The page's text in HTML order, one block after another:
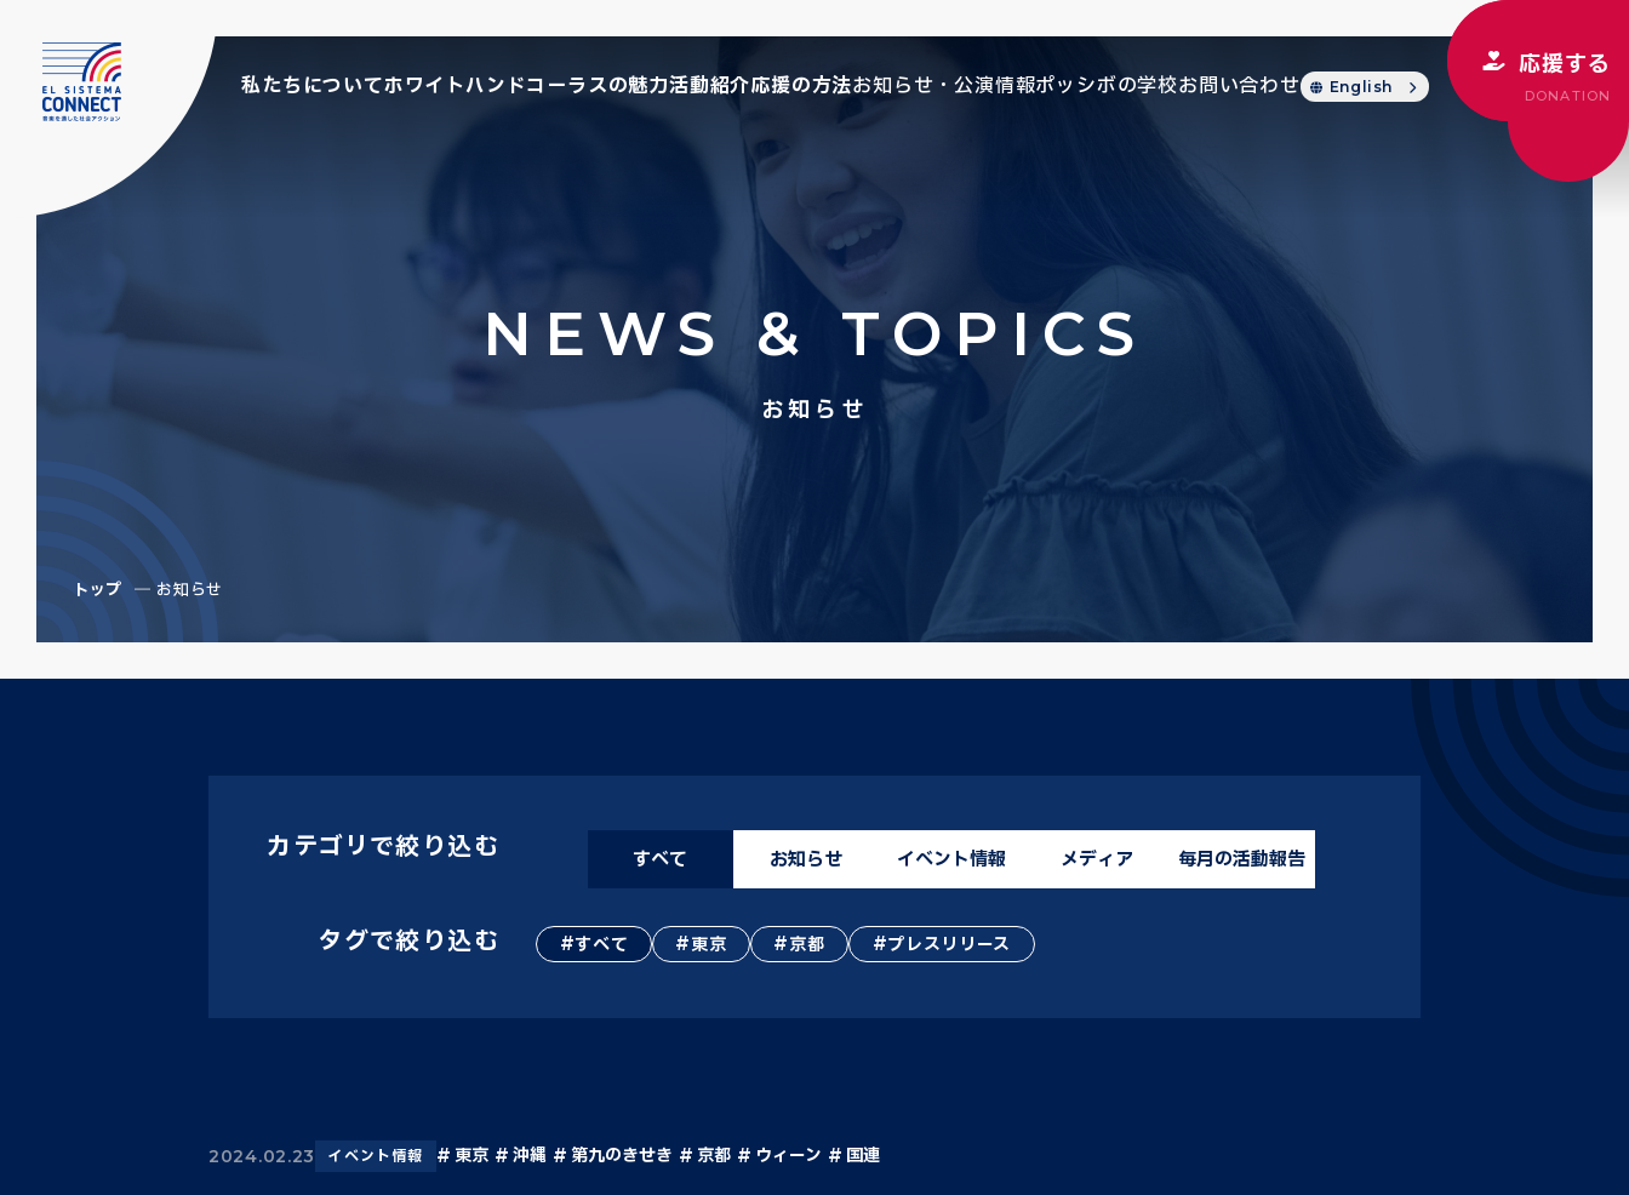
私たちについてホワイトハンドコーラスの魅力活動紹介応援の方法お知らせ・公演情報ポッシボの学校お問い合わせ English
応援する
DONATION
NEWS & TOPICS
お知らせ
トップ お知らせ
カテゴリで絞り込む すべて お知らせ イベント情報 メディア 毎月の活動報告
タグで絞り込む すべて 東京 京都 プレスリリース
2024.02.23 イベント情報 東京 沖縄 第九のきせき 京都 ウィーン 国連